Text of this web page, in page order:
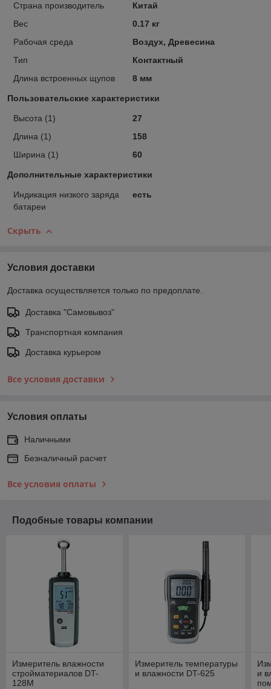
Страна производитель
Китай
Вес
0.17 кг
Рабочая среда
Воздух, Древесина
Тип
Контактный
Длина встроенных щупов
8 мм
Пользовательские характеристики
Высота (1)
27
Длина (1)
158
Ширина (1)
60
Дополнительные характеристики
Индикация низкого заряда
батареи
есть
Скрыть
Условия доставки
Доставка осуществляется только по предоплате.
Доставка "Самовывоз"
Транспортная компания
Доставка курьером
Все условия доставки
Условия оплаты
Наличными
Безналичный расчет
Все условия оплаты
Подобные товары компании
Измеритель влажности
стройматериалов DT-
128M
Измеритель температуры
и влажности DT-625
и